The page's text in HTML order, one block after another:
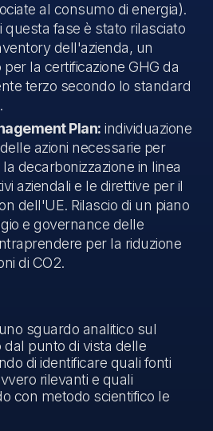
al consumo di energia).
questa fase è stato rilasciato
dell'azienda, un
la certificazione GHG da
terzo secondo lo standard
Plan: individuazione
azioni necessarie per
decarbonizzazione in linea
aziendali e le direttive per il
dell'UE. Rilascio di un piano
e governance delle
per la riduzione
di CO2.
sguardo analitico sul
punto di vista delle
di identificare quali fonti
rilevanti e quali
con metodo scientifico le